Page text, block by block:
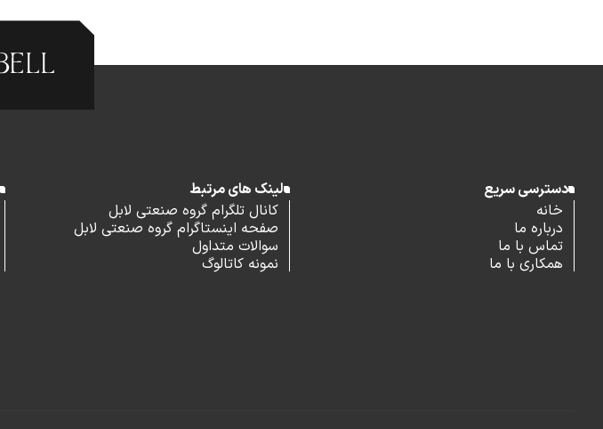
دسترسی سریع
خانه
درباره ما
تماس با ما
همکاری با ما
لینک های مرتبط
کانال تلگرام گروه صنعتی لابل
صفحه اینستاگرام گروه صنعتی لابل
سوالات متداول
نمونه کاتالوگ